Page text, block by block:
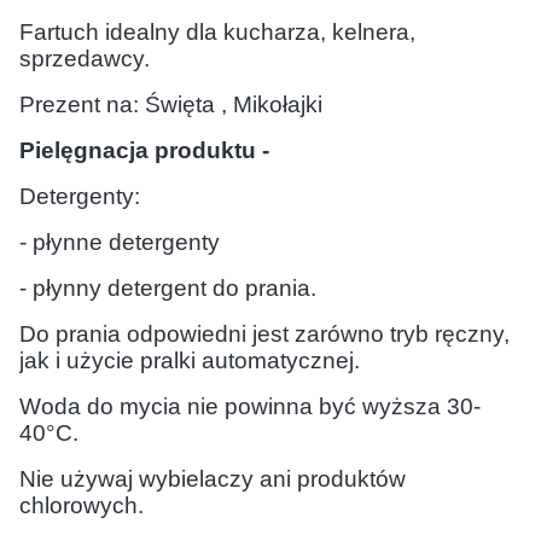
Fartuch idealny dla kucharza, kelnera,
sprzedawcy.
Prezent na: Święta , Mikołajki
Pielęgnacja produktu -
Detergenty:
- płynne detergenty
- płynny detergent do prania.
Do prania odpowiedni jest zarówno tryb ręczny,
jak i użycie pralki automatycznej.
Woda do mycia nie powinna być wyższa 30-
40°C.
Nie używaj wybielaczy ani produktów
chlorowych.